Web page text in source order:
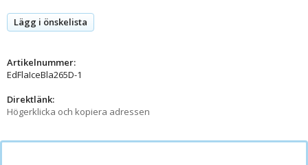
Lägg i önskelista
Artikelnummer:
EdFlaIceBla265D-1
Direktlänk:
Högerklicka och kopiera adressen